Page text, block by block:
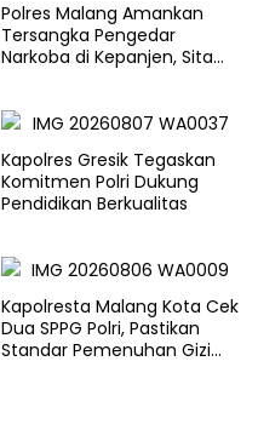
Polres Malang Amankan
Tersangka Pengedar
Narkoba di Kepanjen, Sita
Kapolres Gresik Tegaskan
Komitmen Polri Dukung
Pendidikan Berkualitas
Kapolresta Malang Kota Cek
Dua SPPG Polri, Pastikan
Standar Pemenuhan Gizi